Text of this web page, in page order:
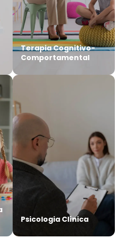
Terapia Cognitivo-
Comportamental
Psicologia Clínica